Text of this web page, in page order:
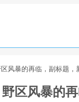
风暴的再临，副标题，
区风暴的